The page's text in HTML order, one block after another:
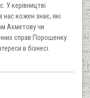
У керівництві
нас кожен знає, які
Ахметову чи
справ Порошенку.
в бізнесі.